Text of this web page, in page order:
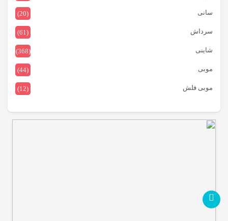
سانی (20)
سرداش (61)
شاینی (368)
موبی (44)
موبی فلش (12)